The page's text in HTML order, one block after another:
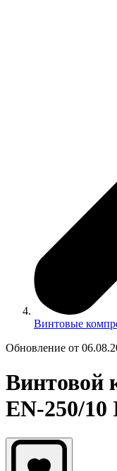
Винтовые
Обновление от
Винтовой
EN-250/10